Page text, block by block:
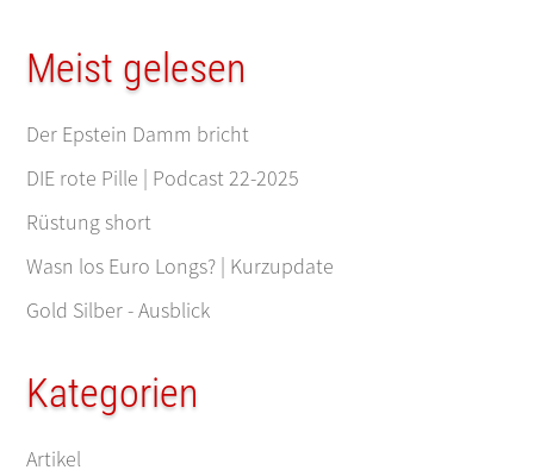
Meist gelesen
Der Epstein Damm bricht
DIE rote Pille | Podcast 22-2025
Rüstung short
Wasn los Euro Longs? | Kurzupdate
Gold Silber - Ausblick
Kategorien
Artikel